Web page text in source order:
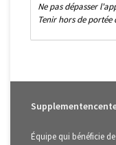
Ne pas dépasser
Tenir hors de portée
Équipe qui bénéficie